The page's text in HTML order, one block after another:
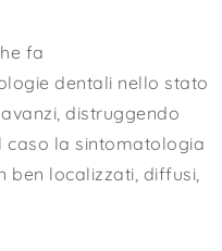
fa
dentali nello stato
avanzi, distruggendo
caso la sintomatologia
ben localizzati, diffusi,